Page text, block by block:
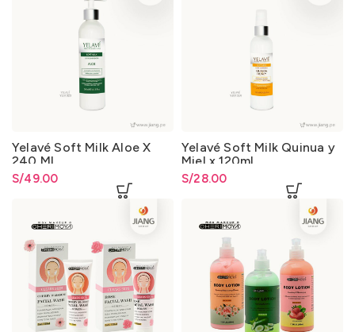
Yelavé Soft Milk Aloe X
240 Ml
S/49.00
Yelavé Soft Milk Quinua y
Miel x 120ml.
S/28.00